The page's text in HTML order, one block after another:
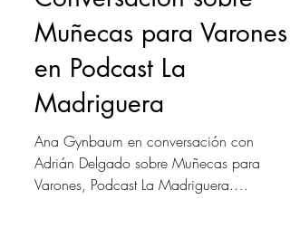
Conversación sobre
Muñecas para Varones
en Podcast La
Madriguera
Ana Gynbaum en conversación con
Adrián Delgado sobre Muñecas para